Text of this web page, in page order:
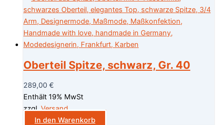
Oberteil Spitze, schwarz, Gr. 40
289,00 €
Enthält 19% MwSt
zzgl. Versand
In den Warenkorb